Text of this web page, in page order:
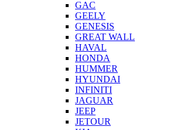
GAC
GEELY
GENESIS
GREAT WALL
HAVAL
HONDA
HUMMER
HYUNDAI
INFINITI
JAGUAR
JEEP
JETOUR